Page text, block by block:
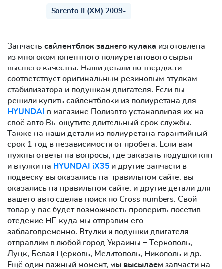
Sorento II (XM) 2009-
Запчасть сайлентблок заднего кулака изготовлена
из многокомпонентного полиуретанового сырья
высшего качества. Наши детали по твёрдости
соответствует оригинальным резиновым втулкам
стабилизатора и подушкам двигателя. Если вы
решили купить сайлентблоки из полиуретана для
HYUNDAI
в магазине Полиавто устанавливая их на
своё авто Вы ощутите длительный срок службы.
Также на наши детали из полиуретана гарантийный
срок 1 год в независимости от пробега. Если вам
нужны ответы на вопросы, где заказать подушки кпп
и втулки на HYUNDAI iX35 и другие запчасти в
подвеску вы оказались на правильном сайте. вы
оказались на правильном сайте. и другие детали для
вашего авто сделав поиск по Cross numbers. Свой
товар у вас будет возможность проверить посетив
отедение НП куда мы отправим его
заблаговременно. Втулки и подушки двигателя
отправлим в любой город Украины − Тернополь,
Луцк, Белая Церковь, Мелитополь, Никополь и др.
Ещё один важный момент, мы высылаем запчасти на